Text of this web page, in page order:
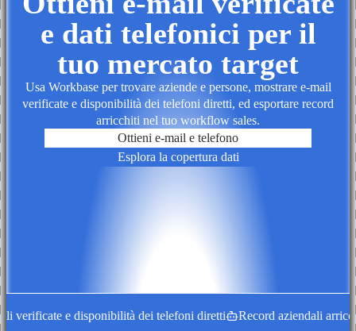
e dati telefonici per il
tuo mercato target
Usa Workbase per trovare aziende e persone, mostrare e-mail
verificate e disponibilità dei telefoni diretti, ed esportare record
arricchiti nel tuo workflow sales.
Ottieni e-mail e telefono
Esplora la copertura dati
e disponibilità dei telefoni diretti Record aziendali